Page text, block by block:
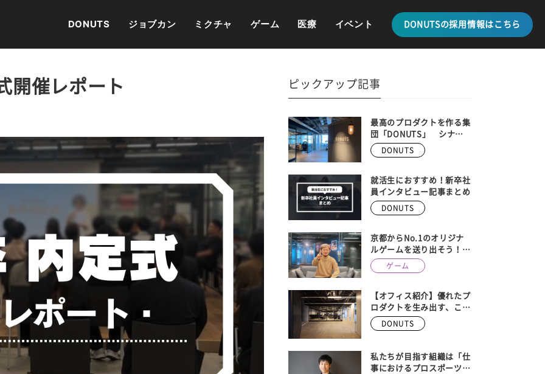
DONUTS ジョブカン ミクチャ ゲーム 医療 イベント DONUTSの採用情報はこちら
開催レポート ピックアップ記事
最高のプロダクトを作る集
団「DONUTS」 シナ
ジーを生み出す、最新の事
業内容を全紹介
DONUTS
就活生におすすめ！新卒社
員インタビュー記事まとめ
DONUTS
京都からNo.1のオリジナ
ルゲームを送り出そう！
DONUTS GAMES、京都メ
ンバー大募集！！ 【株式
ゲーム事業部長 安藤武博
インタビュー】
ゲーム
【オフィス紹介】優れたプ
ロダクトを生み出す、こだ
わりの空間。Donutsの本
社オフィスを大公開！
DONUTS
私たちが目指す組織は「仕
事におけるプロスポーツ